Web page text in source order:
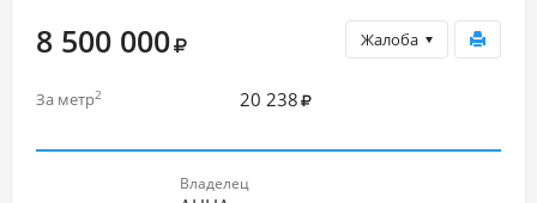
Жалоба
8 500 000
За метр2 20 238
Владелец